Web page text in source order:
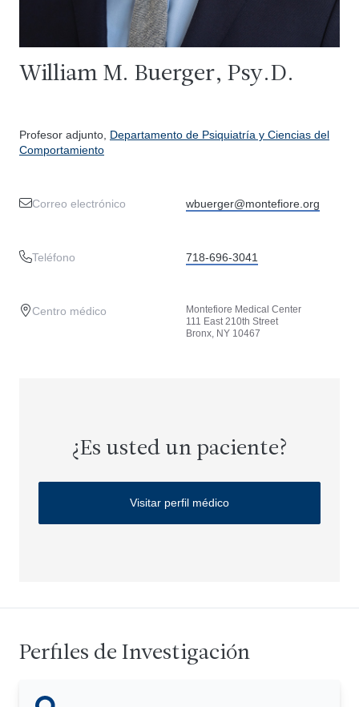
William M. Buerger, Psy.D.
Profesor adjunto, Departamento de Psiquiatría y Ciencias del
Comportamiento
Correo electrónico wbuerger@montefiore.org
Teléfono 718-696-3041
Centro médico
Montefiore Medical Center
111 East 210th Street
Bronx, NY 10467
¿Es usted un paciente?
Visitar perfil médico
Perfiles de Investigación